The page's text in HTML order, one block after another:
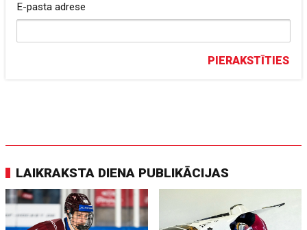
E-pasta adrese
PIERAKSTĪTIES
LAIKRAKSTA DIENA PUBLIKĀCIJAS